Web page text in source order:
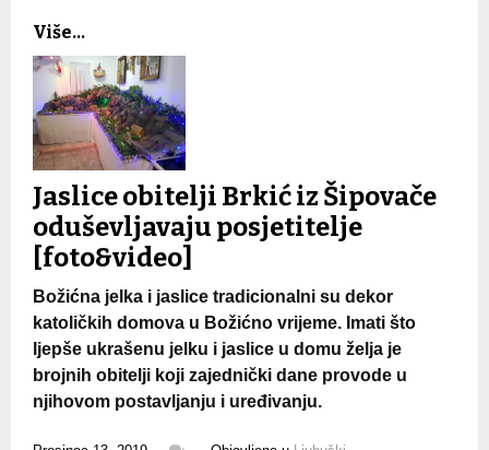
Više...
Jaslice obitelji Brkić iz Šipovače
oduševljavaju posjetitelje
[foto&video]
Božićna jelka i jaslice tradicionalni su dekor
katoličkih domova u Božićno vrijeme. Imati što
ljepše ukrašenu jelku i jaslice u domu želja je
brojnih obitelji koji zajednički dane provode u
njihovom postavljanju i uređivanju.